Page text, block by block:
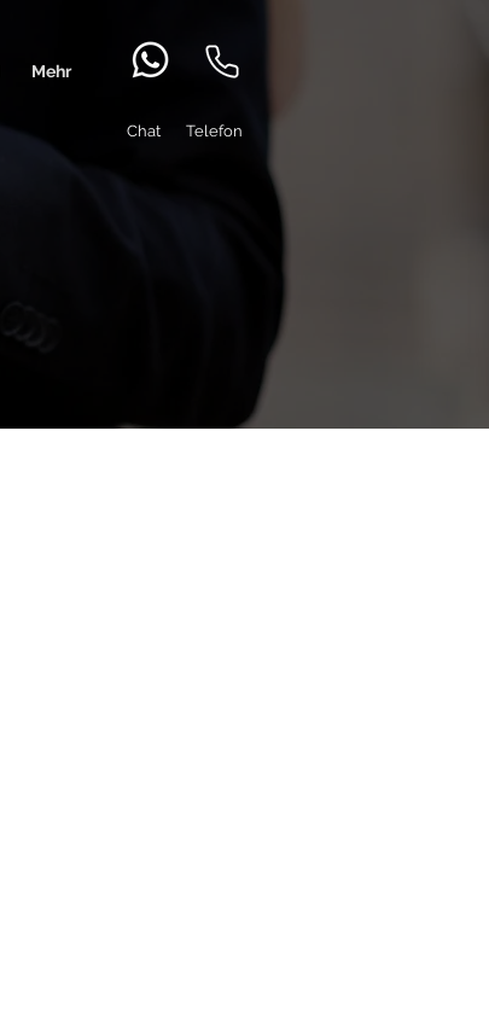
Mehr
Chat Telefon